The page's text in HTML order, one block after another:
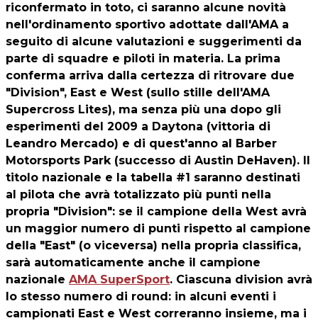
riconfermato in toto, ci saranno alcune novità
nell'ordinamento sportivo adottate dall'AMA a
seguito di alcune valutazioni e suggerimenti da
parte di squadre e piloti in materia. La prima
conferma arriva dalla certezza di ritrovare due
"Division", East e West (sullo stille dell'AMA
Supercross Lites), ma senza più una dopo gli
esperimenti del 2009 a Daytona (vittoria di
Leandro Mercado) e di quest'anno al Barber
Motorsports Park (successo di Austin DeHaven). Il
titolo nazionale e la tabella #1 saranno destinati
al pilota che avrà totalizzato più punti nella
propria "Division": se il campione della West avrà
un maggior numero di punti rispetto al campione
della "East" (o viceversa) nella propria classifica,
sarà automaticamente anche il campione
nazionale AMA SuperSport. Ciascuna division avrà
lo stesso numero di round: in alcuni eventi i
campionati East e West correranno insieme, ma i